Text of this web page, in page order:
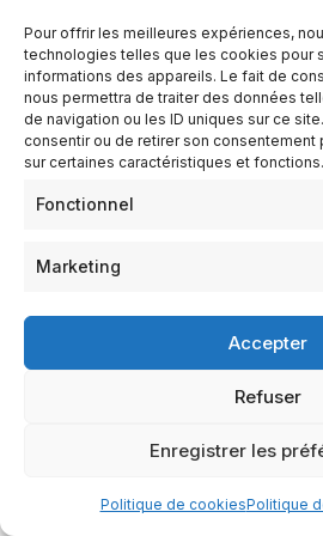
Pour offrir les meilleures expériences,
technologies telles que les cookies pour
informations des appareils. Le fait de
nous permettra de traiter des données
de navigation ou les ID uniques sur ce
consentir ou de retirer son
sur certaines caractéristiques et fonctions.
Fonctionnel
Marketing
Accepter
Refuser
Enregistrer les
Politique de cookiesPolitique
AJOUTER AU CALENDRIER
Télécharger ICS
TYPE D’ÉVÈNEMENT
Évènements
Pris et horaires à préciser.
Politique de cookies (UE)
Neve| Propulsé par